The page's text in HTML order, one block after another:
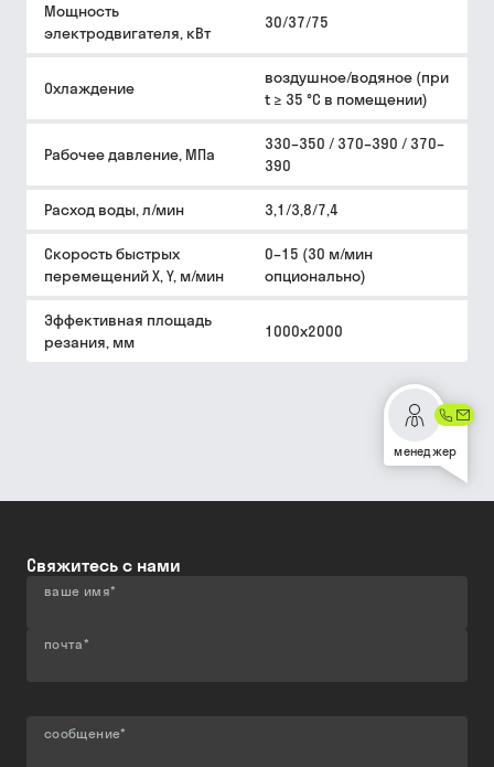
Мощность
электродвигателя, кВт
30/37/75
Охлаждение
воздушное/водяное (при
t ≥ 35 °C в помещении)
Рабочее давление, МПа
330–350 / 370–390 / 370–
390
Расход воды, л/мин 3,1/3,8/7,4
Скорость быстрых
перемещений X, Y, м/мин
0–15 (30 м/мин
опционально)
Эффективная площадь
резания, мм
1000х2000
менеджер
Свяжитесь с нами
ваше имя*
почта*
сообщение*